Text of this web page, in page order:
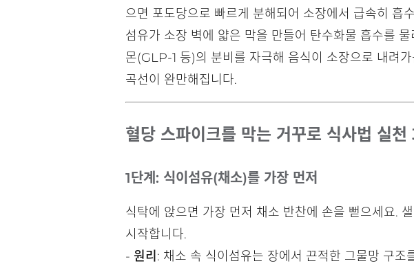
으면 포도당으로 빠르게 분해되어 소장에서 급속히 흡
섬유가 소장 벽에 얇은 막을 만들어 탄수화물 흡수를
몬(GLP-1 등)의 분비를 자극해 음식이 소장으로 내려
곡선이 완만해집니다.
혈당 스파이크를 막는 거꾸로 식사법 실천
1단계: 식이섬유(채소)를 가장 먼저
식탁에 앉으면 가장 먼저 채소 반찬에 손을 뻗으세요.
시작합니다.
- 원리 : 채소 속 식이섬유는 장에서 끈적한 그물망 구조